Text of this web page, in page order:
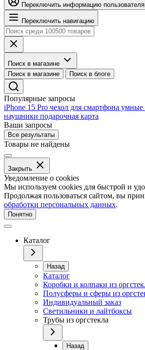
Переключить информацию пользователя
Переключить навигацию
Поиск в магазине
Поиск в магазине
Поиск в блоге
Популярные запросы
iPhone 15 Pro чехол для смартфона умные
наушники подарочная карта
Ваши запросы
Все результаты
Товары не найдены
Закрыть
Уведомление о cookies
Мы используем cookies для быстрой и
Продолжая пользоваться сайтом, вы
обработки персональных данных.
Понятно
Каталог
Назад
Каталог
Коробки и колпаки из
Полусферы и сферы из
Индивидуальный заказ
Светильники и лайтбоксы
Трубы из оргстекла
Назад